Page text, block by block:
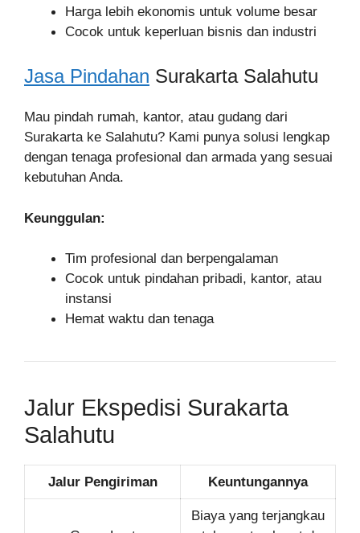
Harga lebih ekonomis untuk volume besar
Cocok untuk keperluan bisnis dan industri
Jasa Pindahan Surakarta Salahutu
Mau pindah rumah, kantor, atau gudang dari
Surakarta ke Salahutu? Kami punya solusi lengkap
dengan tenaga profesional dan armada yang sesuai
kebutuhan Anda.
Keunggulan:
Tim profesional dan berpengalaman
Cocok untuk pindahan pribadi, kantor, atau
instansi
Hemat waktu dan tenaga
Jalur Ekspedisi Surakarta
Salahutu
Jalur Pengiriman Keuntungannya
Biaya yang terjangkau